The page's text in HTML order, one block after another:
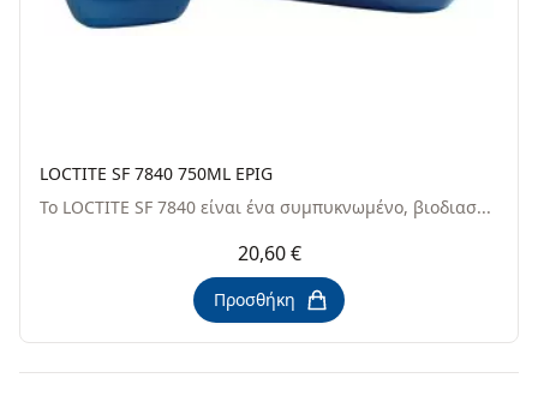
LOCTITE SF 7840 750ML EPIG
Το LOCTITE SF 7840 είναι ένα συμπυκνωμένο, βιοδιασ...
20,60 €
Προσθήκη